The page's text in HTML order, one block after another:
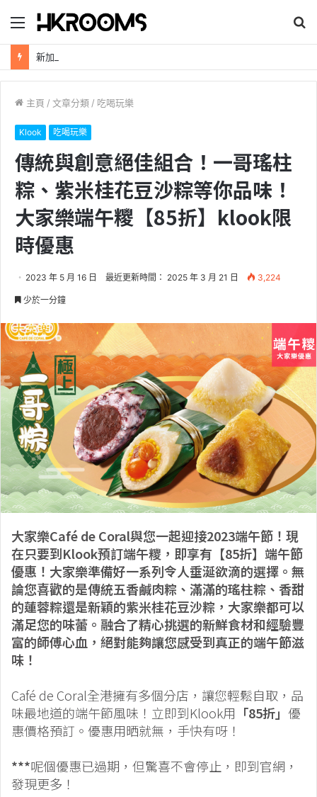
目
錄
尋
主頁 / 文章分類 / 吃喝玩樂
Klook 吃喝玩樂
傳統與創意絕佳組合！一哥瑤柱
粽、紫米桂花豆沙粽等你品味！
大家樂端午糭【85折】klook限
時優惠
2023 年 5 月 16 日 最近更新時間： 2025 年 3 月 21 日 3,224
少於一分鐘
大家樂Café de Coral與您一起迎接2023端午節！現
在只要到Klook預訂端午糭，即享有【85折】端午節
優惠！大家樂準備好一系列令人垂涎欲滴的選擇。無
論您喜歡的是傳統五香鹹肉粽、滿滿的瑤柱粽、香甜
的蓮蓉粽還是新穎的紫米桂花豆沙粽，大家樂都可以
滿足您的味蕾。融合了精心挑選的新鮮食材和經驗豐
富的師傅心血，絕對能夠讓您感受到真正的端午節滋
味！
Café de Coral全港擁有多個分店，讓您輕鬆自取，品
味最地道的端午節風味！立即到Klook用 「85折」 優
惠價格預訂。優惠用晒就無，手快有呀！
***呢個優惠已過期，但驚喜不會停止，即到官網，
發現更多！